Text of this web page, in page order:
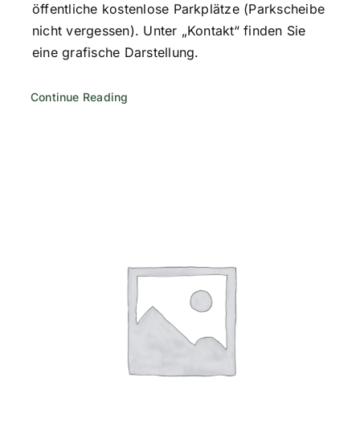
öffentliche kostenlose Parkplätze (Parkscheibe
nicht vergessen). Unter „Kontakt“ finden Sie
eine grafische Darstellung.
Continue Reading